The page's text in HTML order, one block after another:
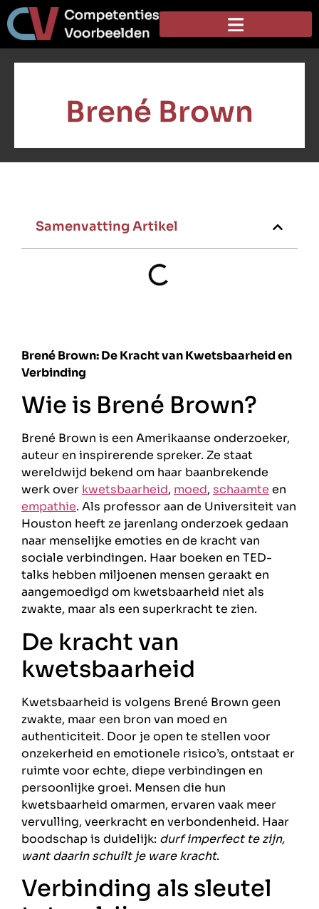
Brené Brown
Samenvatting Artikel
Brené Brown: De Kracht van Kwetsbaarheid en
Verbinding
Wie is Brené Brown?
Brené Brown is een Amerikaanse onderzoeker,
auteur en inspirerende spreker. Ze staat
wereldwijd bekend om haar baanbrekende
werk over kwetsbaarheid, moed, schaamte en
empathie. Als professor aan de Universiteit van
Houston heeft ze jarenlang onderzoek gedaan
naar menselijke emoties en de kracht van
sociale verbindingen. Haar boeken en TED-
talks hebben miljoenen mensen geraakt en
aangemoedigd om kwetsbaarheid niet als
zwakte, maar als een superkracht te zien.
De kracht van
kwetsbaarheid
Kwetsbaarheid is volgens Brené Brown geen
zwakte, maar een bron van moed en
authenticiteit. Door je open te stellen voor
onzekerheid en emotionele risico’s, ontstaat er
ruimte voor echte, diepe verbindingen en
persoonlijke groei. Mensen die hun
kwetsbaarheid omarmen, ervaren vaak meer
vervulling, veerkracht en verbondenheid. Haar
boodschap is duidelijk: durf imperfect te zijn,
want daarin schuilt je ware kracht.
Verbinding als sleutel